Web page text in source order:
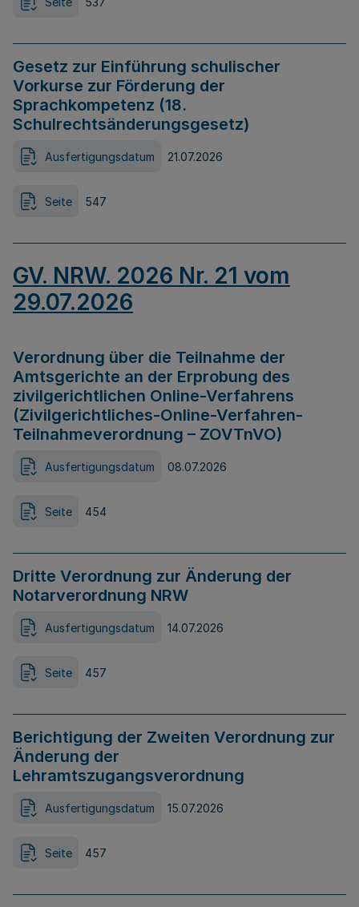
Gesetz zur Einführung schulischer
Vorkurse zur Förderung der
Sprachkompetenz (18.
Schulrechtsänderungsgesetz)
Ausfertigungsdatum 21.07.2026
Seite 547
GV. NRW. 2026 Nr. 21 vom
29.07.2026
Verordnung über die Teilnahme der
Amtsgerichte an der Erprobung des
zivilgerichtlichen Online-Verfahrens
(Zivilgerichtliches-Online-Verfahren-
Teilnahmeverordnung – ZOVTnVO)
Ausfertigungsdatum 08.07.2026
Seite 454
Dritte Verordnung zur Änderung der
Notarverordnung NRW
Ausfertigungsdatum 14.07.2026
Seite 457
Berichtigung der Zweiten Verordnung zur
Änderung der
Lehramtszugangsverordnung
Ausfertigungsdatum 15.07.2026
Seite 457